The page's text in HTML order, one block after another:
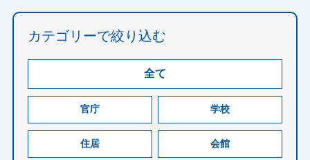
カテゴリーで絞り込む
全て
官庁 学校
住居 会館